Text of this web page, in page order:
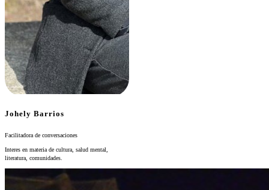
Johely Barrios
Facilitadora de conversaciones
Interes en materia de cultura, salud mental,
literatura, comunidades.